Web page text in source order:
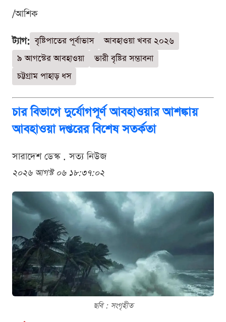
/আশিক
ট্যাগ: বৃষ্টিপাতের পূর্বাভাস
আবহাওয়া খবর ২০২৬
৯ আগস্টের আবহাওয়া
ভারী বৃষ্টির সম্ভাবনা
চট্টগ্রাম পাহাড় ধস
চার বিভাগে দুর্যোগপূর্ণ আবহাওয়ার আশঙ্কায়
আবহাওয়া দপ্তরের বিশেষ সতর্কতা
সারাদেশ ডেস্ক . সত্য নিউজ
২০২৬ আগস্ট ০৬ ১৮:৩৭:০২
ছবি : সংগৃহীত